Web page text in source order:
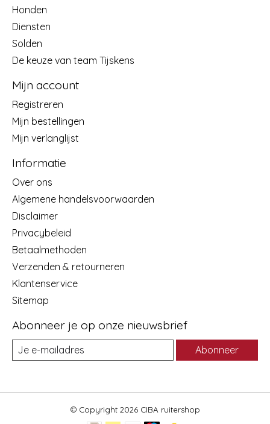
Honden
Diensten
Solden
De keuze van team Tijskens
Mijn account
Registreren
Mijn bestellingen
Mijn verlanglijst
Informatie
Over ons
Algemene handelsvoorwaarden
Disclaimer
Privacybeleid
Betaalmethoden
Verzenden & retourneren
Klantenservice
Sitemap
Abonneer je op onze nieuwsbrief
Abonneer
© Copyright 2026 CIBA ruitershop